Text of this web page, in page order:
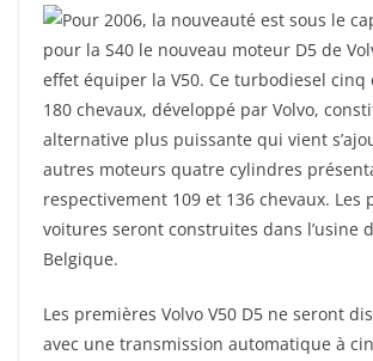
Pour 2006, la nouveauté est sous le
pour la S40 le nouveau moteur D5 de
effet équiper la V50. Ce turbodiesel cinq
180 chevaux, développé par Volvo,
alternative plus puissante qui vient
autres moteurs quatre cylindres
respectivement 109 et 136 chevaux. Les
voitures seront construites dans l’usine
Belgique.
Les premières Volvo V50 D5 ne seront
avec une transmission automatique à